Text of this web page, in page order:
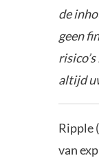
de
geen
altijd
Ripple
van